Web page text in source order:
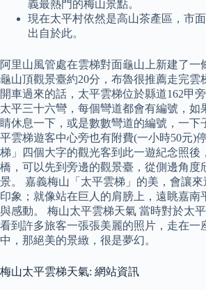
義最熱門的梅山景點。
現在太平村依然是高山茶產區，市
出自於此。
阿里山風管處在雲梯對面龜山上新建了一
龜山頂觀景臺約20分，布魯很推薦走完雲
開車過來的話，太平雲梯位於縣道162甲
太平三十六彎，每個彎道都會有編號，如
睛休息一下，或是數數彎道的編號，一下
平雲梯遊客中心旁也有附費(一小時50元)
梯」四個大字的觀光客到此一遊紀念照後
橋，可以先到旁邊的觀景臺，從側邊角度
景。 嘉義梅山「太平雲梯」的美，會讓
印象；就像站在巨人的肩膀上，遠眺嘉南
與感動。 梅山太平雲梯天氣 當時對於太
看到許多旅客一張張美麗的照片，走在一
中，那絕美的景緻，很是夢幻。
梅山太平雲梯天氣: 網站資訊